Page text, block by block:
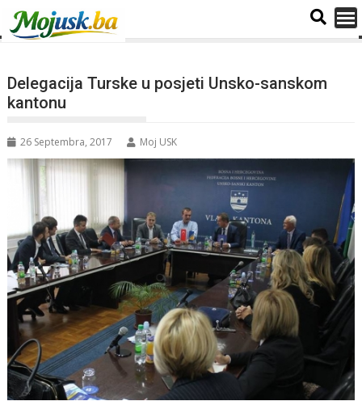
Delegacija Turske u posjeti Unsko-sanskom
kantonu
26 Septembra, 2017 Moj USK